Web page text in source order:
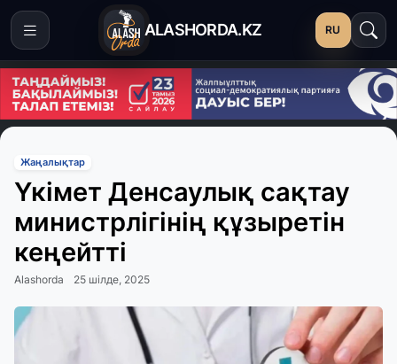
ALASHORDA.KZ RU
Жаңалықтар
Үкімет Денсаулық сақтау
министрлігінің құзыретін
кеңейтті
Alashorda 25 шілде, 2025